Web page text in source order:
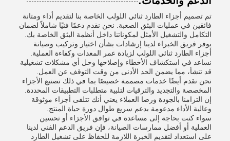
تم تصميم أجزاء الطارد ثنائي اللولب الخاصة بنا لتقديم أداء ومتانة
فائقين في عمليات البثق الصعبة. نحن نقدم دعمًا فنيًا شاملاً لضمان
التكامل والتشغيل الأمثل لمكوناتنا داخل أنظمة البثق الخاصة بك.
يوفر فريق الخبراء لدينا إرشادات بشأن اختيار وتركيب وصيانة
أجزاء الطارد ثنائي اللولب لزيادة عمر المعدات وكفاءة العملية.
نساعد في استكشاف الأخطاء وإصلاحها وحل أي مشكلات تشغيلية
قد تنشأ، مما يضمن الحد الأدنى من وقت التوقف عن العمل.
نحن نقدم أيضًا خدمات مصممة خصيصًا بما في ذلك تصنيع الأجزاء
المخصصة والتجديد والترقيات لتلبية متطلبات التطبيقات المحددة.
إن التزامنا بالجودة ورضا العملاء يعني أنك تتلقى أجزاء موثوقة
وعالية الأداء مدعومة بدعم سريع طوال دورة حياة المنتج.
سواء كنت بحاجة إلى مساعدة في توافق الأجزاء أو تحسين
العملية أو أفضل ممارسات الصيانة، فإن فريق الدعم الفني لدينا
على استعداد لتقديم الخبرة اللازمة للحفاظ على تشغيل الطارد